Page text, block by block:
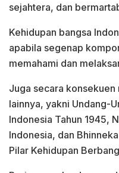
sejahtera, dan
Kehidupan bangsa
apabila segenap
memahami dan
Juga secara
lainnya, yakni Undang-
Indonesia Tahun 1945,
Indonesia, dan
Pilar Kehidupan